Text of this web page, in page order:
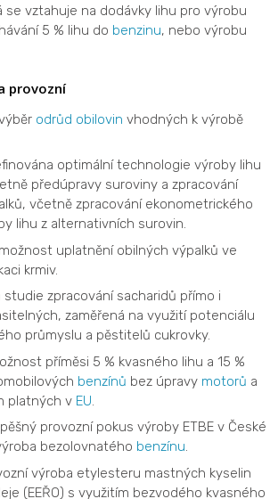
se vztahuje na dodávky lihu pro výrobu
5 % lihu do benzinu, nebo výrobu
provozní
odrůd obilovin vhodných k výrobě
optimální technologie výroby lihu
předúpravy suroviny a zpracování
včetně zpracování ekonometrického
lihu z alternativních surovin.
uplatnění obilných výpalků ve
krmiv.
studie zpracování sacharidů přímo i
zaměřená na využití potenciálu
průmyslu a pěstitelů cukrovky.
příměsi 5 % kvasného lihu a 15 %
benzínů bez úpravy motorů a
platných v EU
provozní pokus výroby ETBE v České
bezolovnatého benzínu.
výroba etylesteru mastných kyselin
(EEŘO) s využitím bezvodého kvasného